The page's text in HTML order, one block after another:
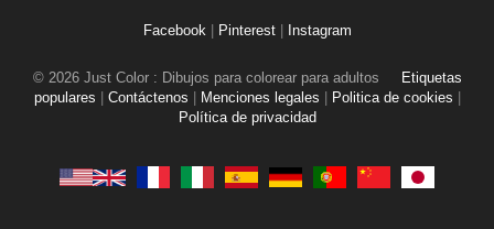
Facebook Pinterest Instagram
© 2026 Just Color : Dibujos para colorear para adultos
Etiquetas
populares
Contáctenos Menciones legales Politica de cookies
Política de privacidad